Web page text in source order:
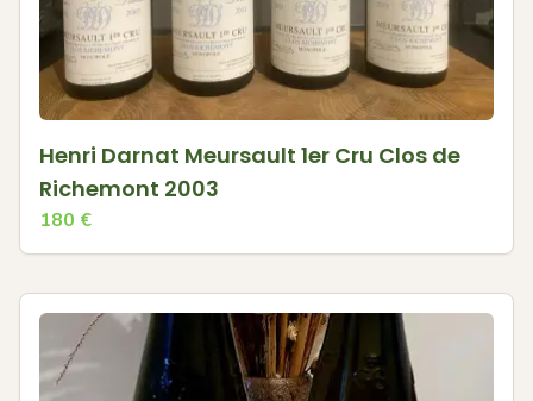
Henri Darnat Meursault 1er Cru Clos de
Richemont 2003
180 €